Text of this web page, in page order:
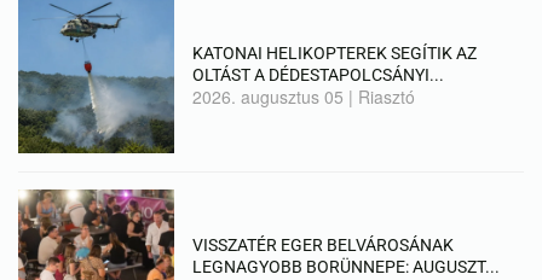
KATONAI HELIKOPTEREK SEGÍTIK AZ
OLTÁST A DÉDESTAPOLCSÁNYI...
2026. augusztus 05 | Riasztó
VISSZATÉR EGER BELVÁROSÁNAK
LEGNAGYOBB BORÜNNEPE: AUGUSZT...